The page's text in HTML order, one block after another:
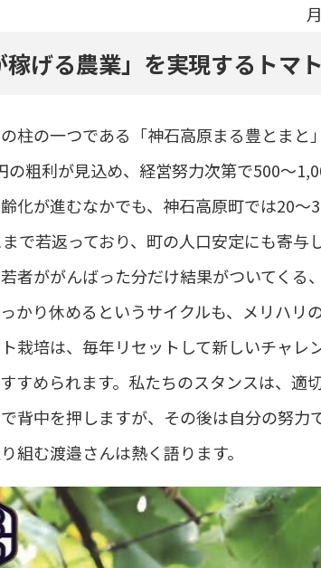
稼げる農業」を実現するトマ
柱の一つである「神石高原まる豊とま
の粗利が見込め、経営努力次第で500～
化が進むなかでも、神石高原町では20
で若返っており、町の人口安定にも寄与
若者ががんばった分だけ結果がついてく
かり休めるというサイクルも、メリハ
栽培は、毎年リセットして新しいチャ
すめられます。私たちのスタンスは、
背中を押しますが、その後は自分の努
組む渡邉さんは熱く語ります。